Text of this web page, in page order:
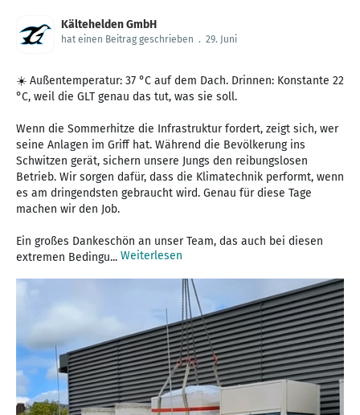
Kältehelden GmbH
hat einen Beitrag geschrieben . 29. Juni
☀️ Außentemperatur: 37 °C auf dem Dach. Drinnen: Konstante 22
°C, weil die GLT genau das tut, was sie soll.
Wenn die Sommerhitze die Infrastruktur fordert, zeigt sich, wer
seine Anlagen im Griff hat. Während die Bevölkerung ins
Schwitzen gerät, sichern unsere Jungs den reibungslosen
Betrieb. Wir sorgen dafür, dass die Klimatechnik performt, wenn
es am dringendsten gebraucht wird. Genau für diese Tage
machen wir den Job.
Ein großes Dankeschön an unser Team, das auch bei diesen
extremen Bedingu... Weiterlesen